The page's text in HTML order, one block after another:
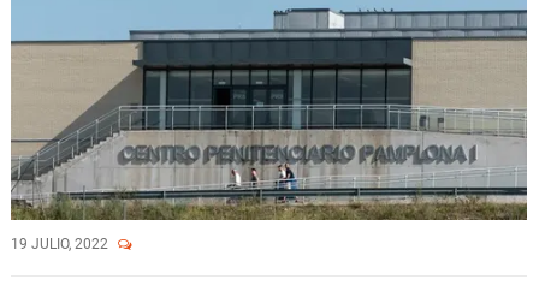
19 JULIO, 2022